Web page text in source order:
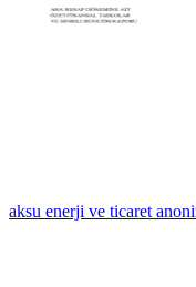
aksu enerji ve ticaret